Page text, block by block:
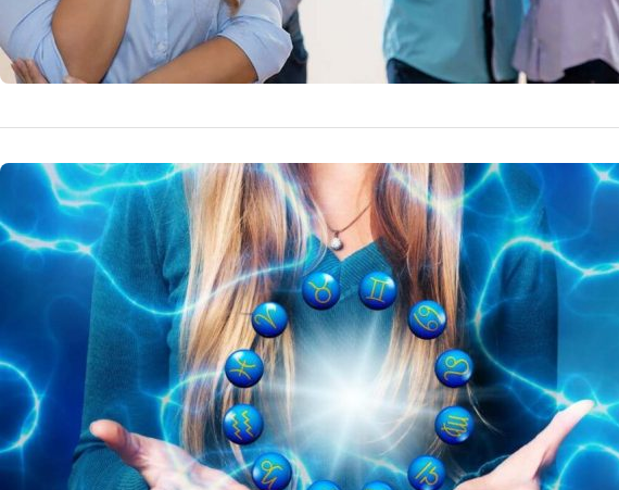
HOROSCOP
Norocul la
Schimbări
Pe 21 aprilie 2026, astrele
oportunități de transformare și
Echipa Editoriala21 aprilie 2026